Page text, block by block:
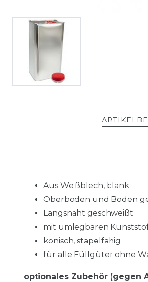
Aus Weißblech, blank
Oberboden und Boden
Längsnaht geschweißt
mit umlegbaren
konisch, stapelfähig
für alle Füllgüter ohne
optionales Zubehör (gegen